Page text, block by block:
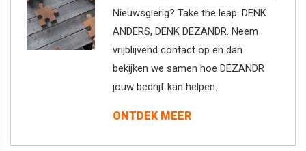
Nieuwsgierig? Take the leap. DENK
ANDERS, DENK DEZANDR. Neem
vrijblijvend contact op en dan
bekijken we samen hoe DEZANDR
jouw bedrijf kan helpen.
ONTDEK MEER